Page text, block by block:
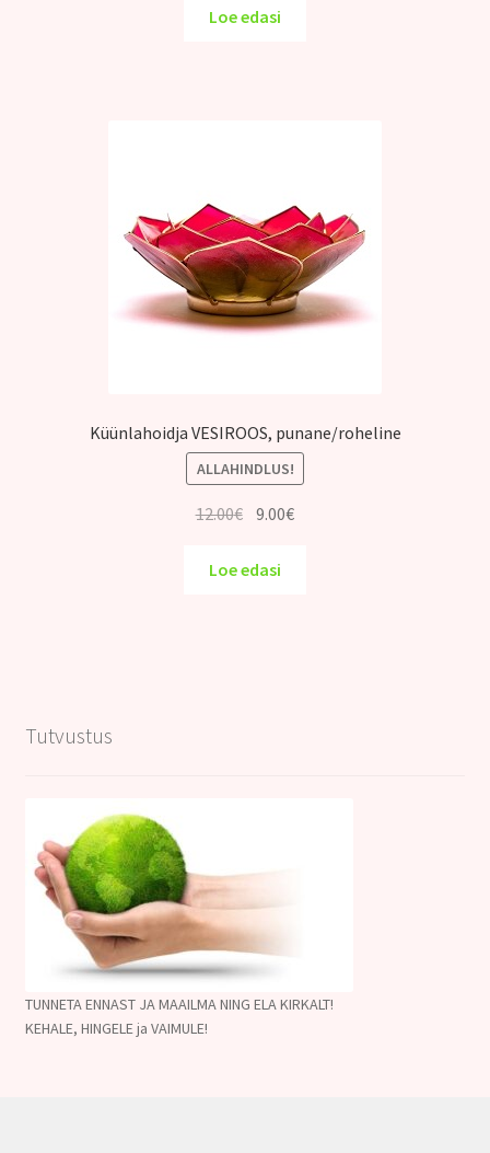
oli:
Loe edasi
Küünlahoidja VESIROOS, punane/roheline
ALLAHINDLUS!
12.00€ Algne
oli:
9.00€Praegune
Loe edasi
Tutvustus
TUNNETA ENNAST JA MAAILMA NING ELA KIRKALT!
KEHALE, HINGELE ja VAIMULE!